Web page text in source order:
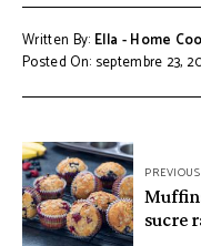
Written By: Ella - Home
Posted On: septembre 23,
Navigation
de
l’article
sucre